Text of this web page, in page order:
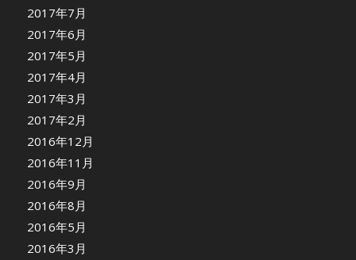
2017年7月
2017年6月
2017年5月
2017年4月
2017年3月
2017年2月
2016年12月
2016年11月
2016年9月
2016年8月
2016年5月
2016年3月